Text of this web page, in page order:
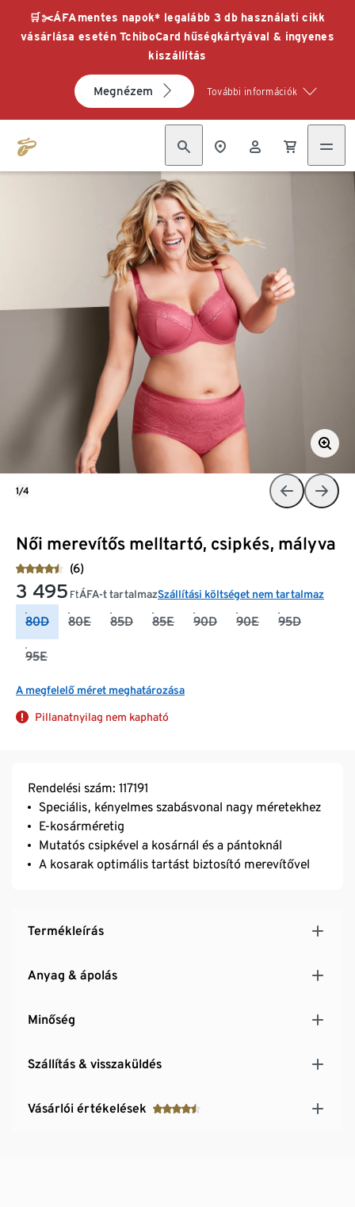
🛒✂️ÁFAmentes napok* legalább 3 db használati cikk
vásárlása esetén TchiboCard hűségkártyával & ingyenes
kiszállítás
Megnézem További információk
Női merevítős melltartó, csipkés, mályva
(6)
3 495 FtÁFA-t tartalmazSzállítási költséget nem tartalmaz
80D 80E 85D 85E 90D 90E 95D
95E
A megfelelő méret meghatározása
Pillanatnyilag nem kapható
1/4
Rendelési szám: 117191
Speciális, kényelmes szabásvonal nagy méretekhez
E-kosárméretig
Mutatós csipkével a kosárnál és a pántoknál
A kosarak optimális tartást biztosító merevítővel
Termékleírás
Anyag & ápolás
Minőség
Szállítás & visszaküldés
Vásárlói értékelések